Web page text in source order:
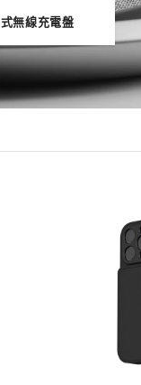
無線充電盤